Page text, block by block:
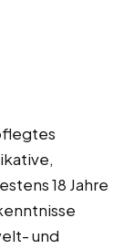
18 Jahre
und